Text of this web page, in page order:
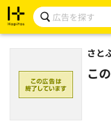
さと
こ